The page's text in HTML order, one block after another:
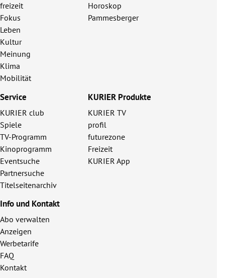
freizeit
Fokus
Leben
Kultur
Meinung
Klima
Mobilität
Horoskop
Pammesberger
Service
KURIER club
Spiele
TV-Programm
Kinoprogramm
Eventsuche
Partnersuche
Titelseitenarchiv
KURIER Produkte
KURIER TV
profil
futurezone
Freizeit
KURIER App
Info und Kontakt
Abo verwalten
Anzeigen
Werbetarife
FAQ
Kontakt